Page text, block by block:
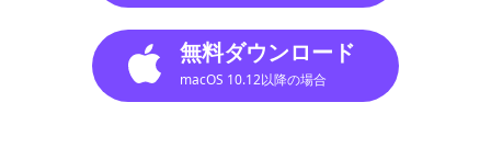
無料ダウンロード
macOS 10.12以降の場合